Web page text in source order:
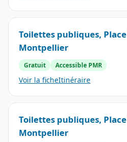
Toilettes publiques,
Montpellier
Gratuit Accessible PMR
Voir la ficheItinéraire
Toilettes publiques,
Montpellier